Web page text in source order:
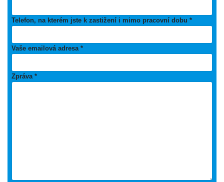
Telefon, na kterém jste k zastižení i mimo pracovní dobu *
Vaše emailová adresa *
Zpráva *